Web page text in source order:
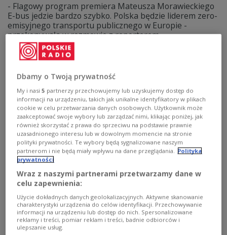
- Flagowy program premiera Mateusza Morawieckiego
E-bus jedzie bardzo szybko. Polska będzie liderem zero-
emisyjnego transportu publicznego w Europie -
przekonywała w rozmowie z reporterem
PolskiegoRadia24.pl Jadwiga Emilewicz. Minister
przedsiębiorczości i technologii dodała też, że jest duża
szansa na budowę polsko-niemieckiego konsorcjum,
które zajmie się produkcją ogniw
do samochodów elektrycznych.
Zobacz więcej na temat:Impact mobility rEVolution 18
POLSKA
transport publiczny samochody elektryczne
Dbamy o Twoją prywatność
My i nasi5 partnerzy przechowujemy lub uzyskujemy dostęp do
informacji na urządzeniu, takich jak unikalne identyfikatory w plikach
cookie w celu przetwarzania danych osobowych. Użytkownik może
zaakceptować swoje wybory lub zarządzać nimi, klikając poniżej, jak
również skorzystać z prawa do sprzeciwu na podstawie prawnie
uzasadnionego interesu lub w dowolnym momencie na stronie
polityki prywatności. Te wybory będą sygnalizowane naszym
partnerom i nie będą miały wpływu na dane przeglądania. Polityka
prywatności
Wraz z naszymi partnerami przetwarzamy dane w
celu zapewnienia:
Użycie dokładnych danych geolokalizacyjnych. Aktywne skanowanie
charakterystyki urządzenia do celów identyfikacji. Przechowywanie
informacji na urządzeniu lub dostęp do nich. Spersonalizowane
reklamy i treści, pomiar reklam i treści, badnie odbiorców i
ulepszanie usług.